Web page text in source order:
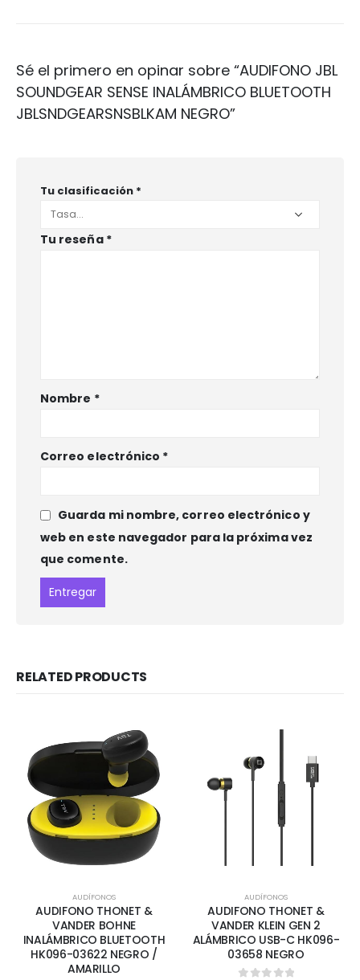
Sé el primero en opinar sobre “AUDIFONO JBL
SOUNDGEAR SENSE INALÁMBRICO BLUETOOTH
JBLSNDGEARSNSBLKAM NEGRO”
Tu clasificación *
Tu reseña *
Nombre *
Correo electrónico *
Guarda mi nombre, correo electrónico y
web en este navegador para la próxima vez
que comente.
RELATED PRODUCTS
AUDÍFONOS
AUDIFONO THONET &
VANDER BOHNE
INALÁMBRICO BLUETOOTH
HK096-03622 NEGRO /
AMARILLO
AUDÍFONOS
AUDIFONO THONET &
VANDER KLEIN GEN 2
ALÁMBRICO USB-C HK096-
03658 NEGRO